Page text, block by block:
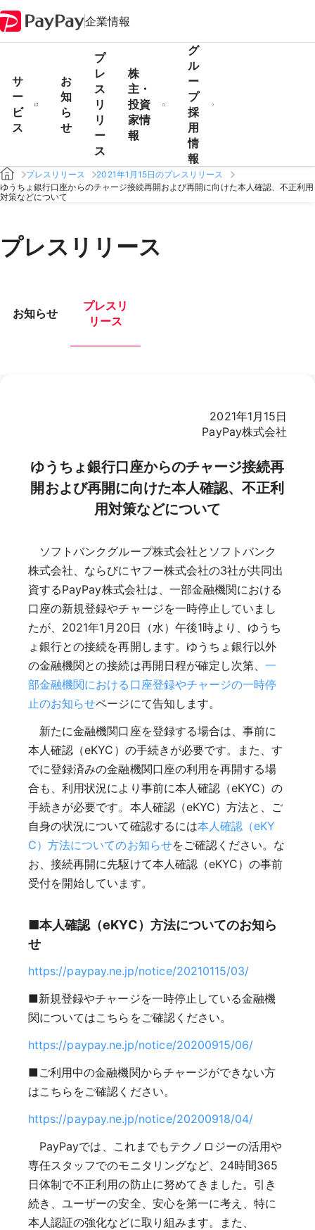
企業情報
サ
ー
ビ
ス
お
知
ら
せ
プ
レ
ス
リ
リ
ー
ス
株
主・
投資
家情
報
グ
ル
ー
プ
採
用
情
報
プレスリリース
2021年1月15日のプレスリリース
ゆうちょ銀行口座からのチャージ接続再開および再開に向けた本人確認、不正利用
対策などについて
プレスリリース
お知らせ
プレスリ
リース
2021年1月15日
PayPay株式会社
ゆうちょ銀行口座からのチャージ接続再
開および再開に向けた本人確認、不正利
用対策などについて
ソフトバンクグループ株式会社とソフトバンク
株式会社、ならびにヤフー株式会社の3社が共同出
資するPayPay株式会社は、一部金融機関における
口座の新規登録やチャージを一時停止していまし
たが、2021年1月20日（水）午後1時より、ゆうち
ょ銀行との接続を再開します。ゆうちょ銀行以外
の金融機関との接続は再開日程が確定し次第、一
部金融機関における口座登録やチャージの一時停
止のお知らせページにて告知します。
新たに金融機関口座を登録する場合は、事前に
本人確認（eKYC）の手続きが必要です。また、す
でに登録済みの金融機関口座の利用を再開する場
合も、利用状況により事前に本人確認（eKYC）の
手続きが必要です。本人確認（eKYC）方法と、ご
自身の状況について確認するには本人確認（eKY
C）方法についてのお知らせをご確認ください。な
お、接続再開に先駆けて本人確認（eKYC）の事前
受付を開始しています。
■本人確認（eKYC）方法についてのお知ら
せ
https://paypay.ne.jp/notice/20210115/03/
■新規登録やチャージを一時停止している金融機
関についてはこちらをご確認ください。
https://paypay.ne.jp/notice/20200915/06/
■ご利用中の金融機関からチャージができない方
はこちらをご確認ください。
https://paypay.ne.jp/notice/20200918/04/
PayPayでは、これまでもテクノロジーの活用や
専任スタッフでのモニタリングなど、24時間365
日体制で不正利用の防止に努めてきました。引き
続き、ユーザーの安全、安心を第一に考え、特に
本人認証の強化などに取り組みます。また、